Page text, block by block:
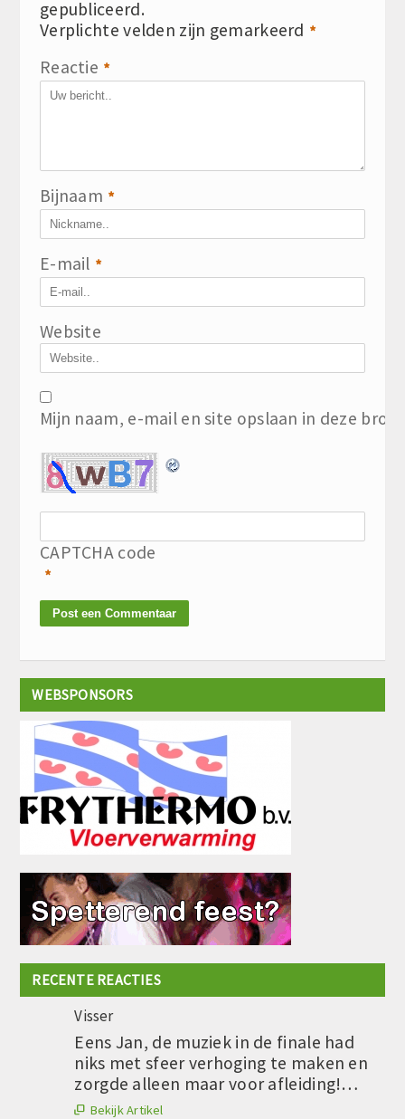
gepubliceerd.
Verplichte velden zijn gemarkeerd *
Reactie *
Bijnaam *
E-mail *
Website
Mijn naam, e-mail en site opslaan in deze
CAPTCHA code
*
WEBSPONSORS
RECENTE REACTIES
Visser
Eens Jan, de muziek in de finale had
niks met sfeer verhoging te maken en
zorgde alleen maar voor afleiding!…
 Bekijk Artikel